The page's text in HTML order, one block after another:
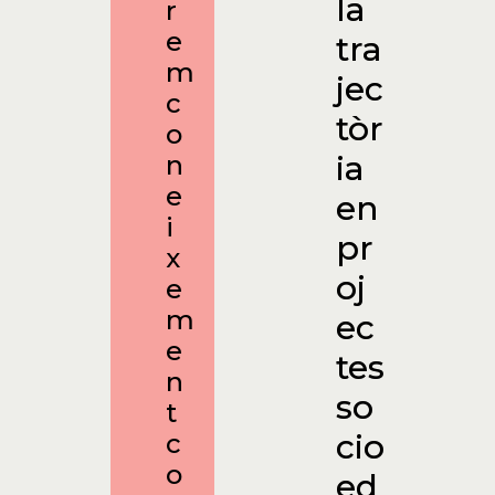
r
e
m
c
o
n
e
i
x
e
m
e
n
t
c
o
la
tra
jec
tòr
ia
en
pr
oj
ec
tes
so
cio